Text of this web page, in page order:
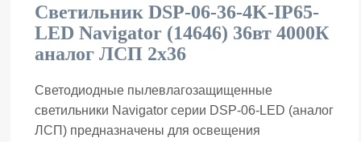
Светильник DSP-06-36-4K-IP65-
LED Navigator (14646) 36вт 4000К
аналог ЛСП 2х36
Светодиодные пылевлагозащищенные
светильники Navigator серии DSP-06-LED (аналог
ЛСП) предназначены для освещения